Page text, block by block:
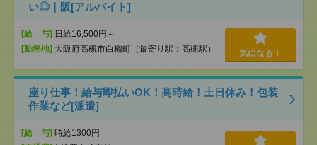
い◎｜阪[アルバイト]
[給 与] 日給16,500円～
[勤務地] 大阪府高槻市白梅町（最寄り駅：高槻駅） 気になる！
座り仕事！給与即払いOK！高時給！土日休み！包装
作業など[派遣]
[給 与] 時給1300円